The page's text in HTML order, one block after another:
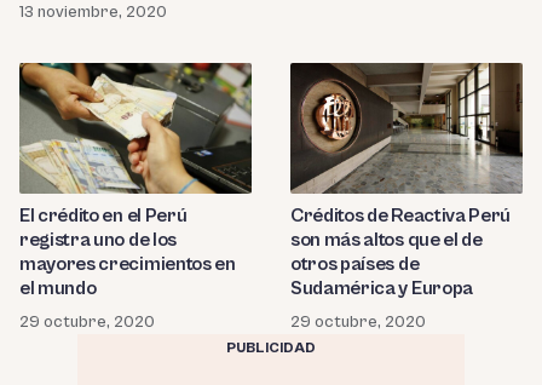
13 noviembre, 2020
El crédito en el Perú
registra uno de los
mayores crecimientos en
el mundo
29 octubre, 2020
Créditos de Reactiva Perú
son más altos que el de
otros países de
Sudamérica y Europa
29 octubre, 2020
PUBLICIDAD